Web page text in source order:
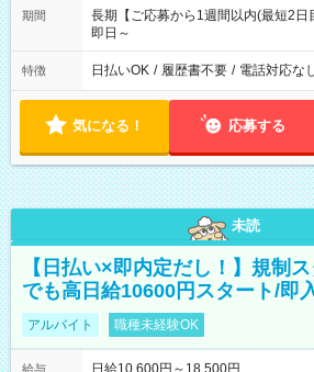
期間
長期【ご応募から1週間以内(最短2日
即日～
特徴 日払いOK / 履歴書不要 / 電話対応な
気になる！ 応募する
未読
【日払い×即内定だし！】規制
でも高日給10600円スタート/即
アルバイト 職種未経験OK
給与
日給10,600円～18,500円